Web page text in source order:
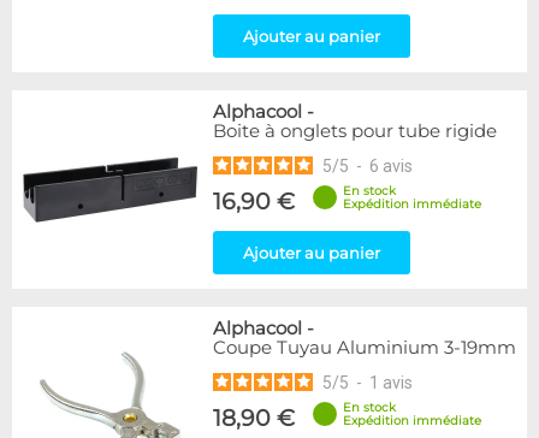
Ajouter au panier
Alphacool -
Boite à onglets pour tube rigide
5/5 - 6 avis
16,90 €
En stock
Expédition immédiate
Ajouter au panier
Alphacool -
Coupe Tuyau Aluminium 3-19mm
5/5 - 1 avis
18,90 €
En stock
Expédition immédiate